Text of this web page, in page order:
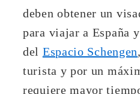
deben obtener un
para viajar a España
del Espacio Schengen
turista y por un
requiere mayor